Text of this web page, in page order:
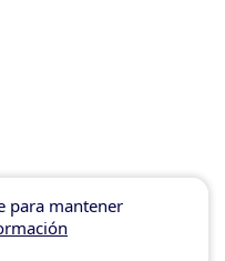
para mantener